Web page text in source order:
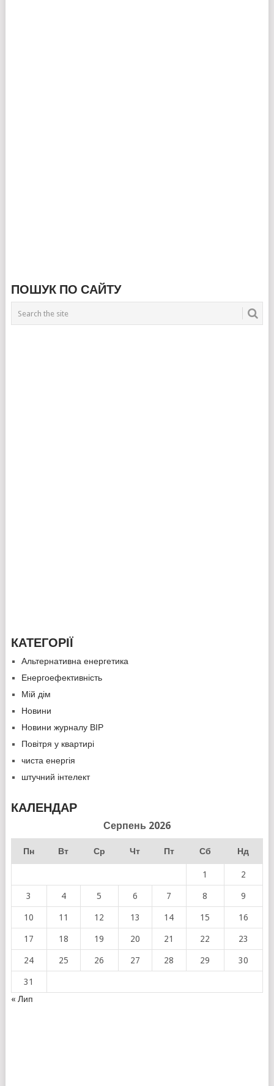
ПОШУК ПО САЙТУ
КАТЕГОРІЇ
Альтернативна енергетика
Енергоефективність
Мій дім
Новини
Новини журналу ВІР
Повітря у квартирі
чиста енергія
штучний інтелект
КАЛЕНДАР
Серпень 2026
Пн Вт Ср Чт Пт Сб Нд
1 2
3 4 5 6 7 8 9
10 11 12 13 14 15 16
17 18 19 20 21 22 23
24 25 26 27 28 29 30
31
« Лип